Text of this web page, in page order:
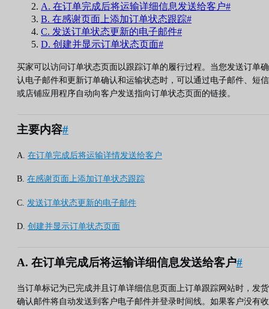
A. 在订单完成后将运输详细信息发送给客户#
B. 在感谢页面上添加订单状态跟踪#
C. 发送订单状态更新的电子邮件#
D. 创建并显示订单状态页面#
买家可以访问订单状态页面以跟踪订单的履行过程。当您发送订单确
认电子邮件和更新订单确认和运输状态时，可以通过电子邮件、短信
或店铺应用程序自动向客户发送指向订单状态页面的链接。
主要内容#
A. 在订单完成后将运输详情发送给客户
B. 在感谢页面上添加订单状态跟踪
C. 发送订单状态更新的电子邮件
D. 创建并显示订单状态页面
A. 在订单完成后将运输详细信息发送给客户#
当订单标记为已完成并且订单详细信息页面上订单跟踪网站时，发货
确认邮件将自动发送到客户电子邮件并登录时间线。如果客户没有收